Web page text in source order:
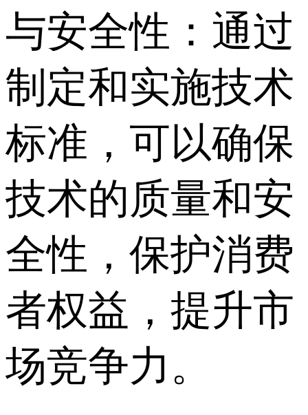
与安全性：通过
制定和实施技术
标准，可以确保
技术的质量和安
全性，保护消费
者权益，提升市
场竞争力。